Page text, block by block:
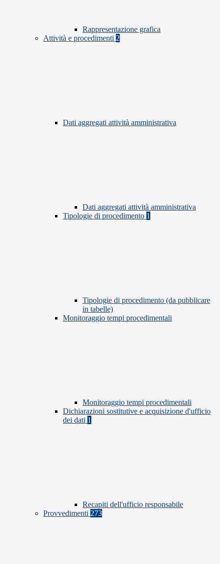
Rappresentazione grafica
Attività e procedimenti 2
Dati aggregati attività amministrativa
Dati aggregati attività amministrativa
Tipologie di procedimento 1
Tipologie di procedimento (da pubblicare
in tabelle)
Monitoraggio tempi procedimentali
Monitoraggio tempi procedimentali
Dichiarazioni sostitutive e acquisizione d'ufficio
dei dati 1
Recapiti dell'ufficio responsabile
Provvedimenti 273